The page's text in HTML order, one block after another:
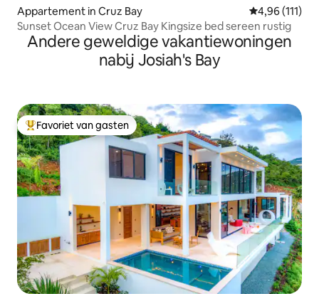
Appartement in Cruz Bay Gemiddelde
4,96 (111)
Sunset Ocean View Cruz Bay Kingsize bed sereen rustig
Andere geweldige vakantiewoningen
nabij Josiah's Bay
Topfavoriet van gasten
Favoriet van gasten